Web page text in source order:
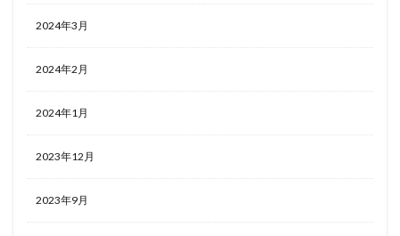
2024年3月
2024年2月
2024年1月
2023年12月
2023年9月